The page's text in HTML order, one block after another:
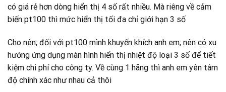
có giá rẻ hơn dòng hiển thị 4 số rất nhiều. Mà riêng về cảm
biến pt100 thì mức hiển thị tối đa chỉ giới hạn 3 số
Cho nên; đối với pt100 mình khuyến khích anh em; nên có xu
hướng ứng dụng màn hình hiển thị nhiệt độ loại 3 số để tiết
kiệm chi phí cho công ty. Về cùng 1 hãng thì anh em yên tâm
độ chính xác như nhau cả thôi